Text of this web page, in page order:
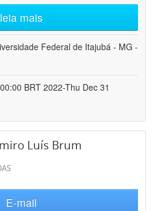
leia mais
Federal de Itajubá - MG -
BRT 2022-Thu Dec 31
Luís Brum
E-mail